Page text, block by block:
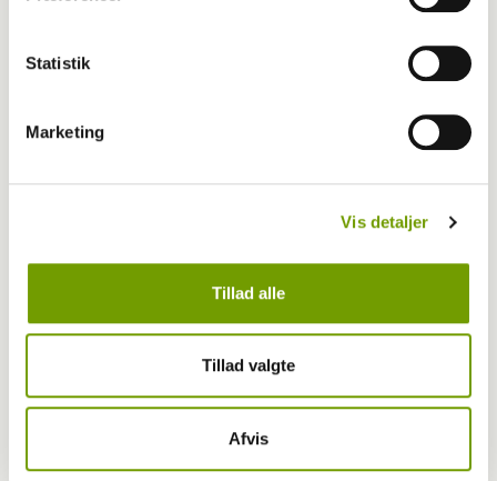
Statistik
Marketing
Vis detaljer
Tillad alle
Tillad valgte
Afvis
Blog - Karoline Sidelmann Brinch
BLOG: Er aktive hunde lykkelige hunde?